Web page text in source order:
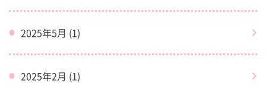
2025年5月 (1)
2025年2月 (1)